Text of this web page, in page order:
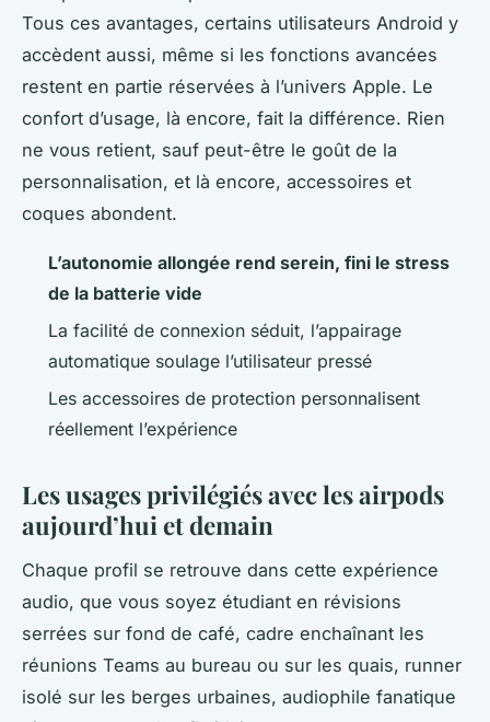
Tous ces avantages, certains utilisateurs Android y
accèdent aussi, même si les fonctions avancées
restent en partie réservées à l’univers Apple. Le
confort d’usage, là encore, fait la différence. Rien
ne vous retient, sauf peut-être le goût de la
personnalisation, et là encore, accessoires et
coques abondent.
L’autonomie allongée rend serein, fini le stress
de la batterie vide
La facilité de connexion séduit, l’appairage
automatique soulage l’utilisateur pressé
Les accessoires de protection personnalisent
réellement l’expérience
Les usages privilégiés avec les airpods
aujourd’hui et demain
Chaque profil se retrouve dans cette expérience
audio, que vous soyez étudiant en révisions
serrées sur fond de café, cadre enchaînant les
réunions Teams au bureau ou sur les quais, runner
isolé sur les berges urbaines, audiophile fanatique